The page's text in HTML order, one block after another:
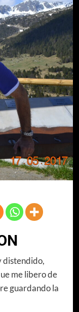
distendido,
me libero de
guardando la